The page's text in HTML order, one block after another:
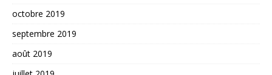
octobre 2019
septembre 2019
août 2019